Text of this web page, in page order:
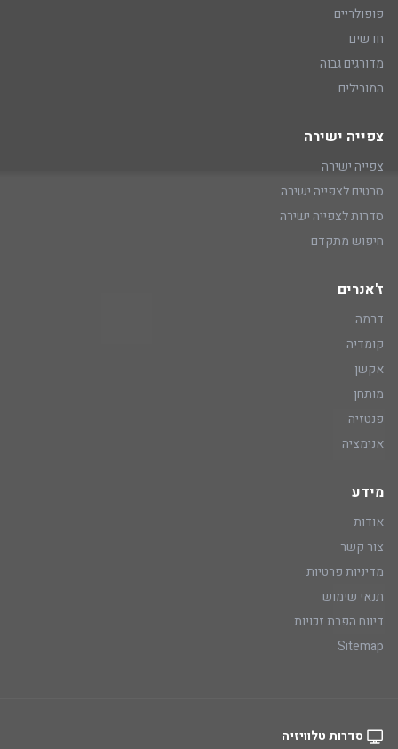
פופולריים
חדשים
מדורגים גבוה
המובילים
צפייה ישירה
צפייה ישירה
סרטים לצפייה ישירה
סדרות לצפייה ישירה
חיפוש מתקדם
ז'אנרים
דרמה
קומדיה
אקשן
מותחן
פנטזיה
אנימציה
מידע
אודות
צור קשר
מדיניות פרטיות
תנאי שימוש
דיווח הפרת זכויות
Sitemap
סדרות טלוויזיה